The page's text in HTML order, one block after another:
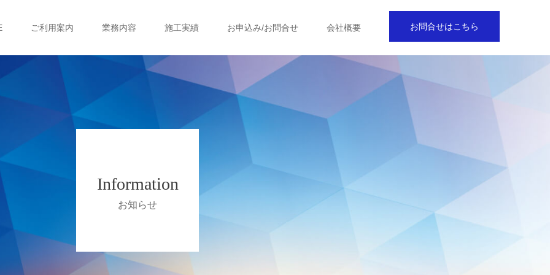
お問合せはこちら
ご利用案内 業務内容 施工実績 お申込み/お問合せ 会社概要
Information
お知らせ